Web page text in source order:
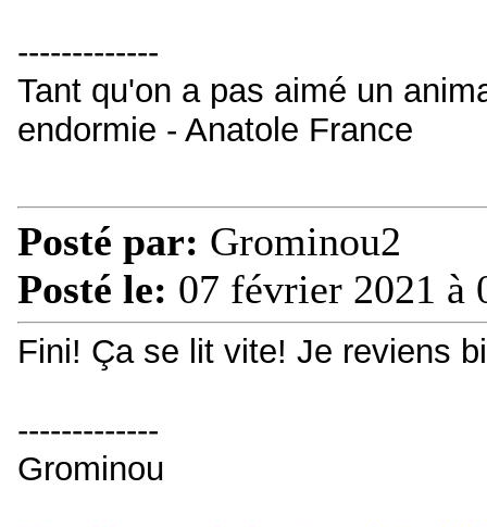
-------------
Tant qu'on a pas aimé un
endormie - Anatole France
Posté par: Grominou2
Posté le: 07 février 2021 à
Fini! Ça se lit vite! Je reviens
-------------
Grominou